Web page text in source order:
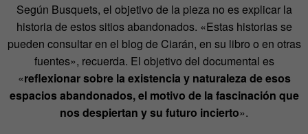
Según Busquets, el objetivo de la pieza no es explicar la
historia de estos sitios abandonados. «Estas historias se
pueden consultar en el blog de Ciarán, en su libro o en otras
fuentes», recuerda. El objetivo del documental es
«reflexionar sobre la existencia y naturaleza de esos
espacios abandonados, el motivo de la fascinación que
nos despiertan y su futuro incierto».